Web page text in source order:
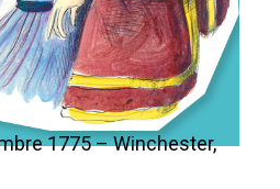
1775 – Winchester,